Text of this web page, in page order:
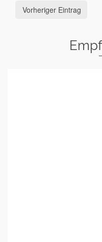
Vorheriger Eintrag